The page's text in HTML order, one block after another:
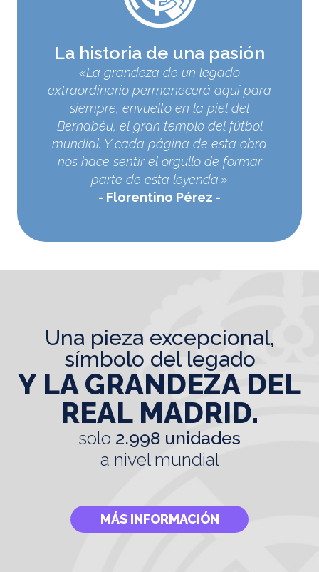
La historia de una pasión
«La grandeza de un legado
extraordinario permanecerá aquí para
siempre, envuelto en la piel del
Bernabéu, el gran templo del fútbol
mundial. Y cada página de esta obra
nos hace sentir el orgullo de formar
parte de esta leyenda.»
Florentino Pérez
una pieza excepcional,
símbolo del legado
Y LA GRANDEZA DEL
REAL MADRID.
solo 2.998 unidades
a nivel mundial
MÁS INFORMACIÓN